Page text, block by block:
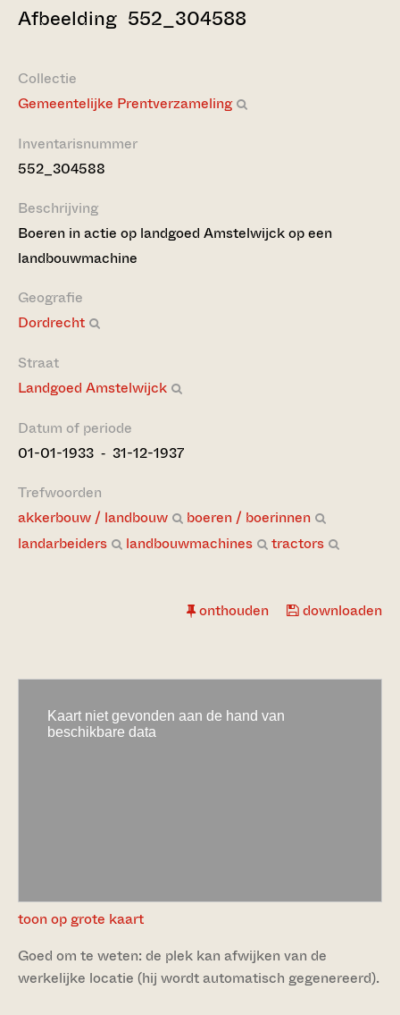
Afbeelding 552_304588
Collectie
Gemeentelijke Prentverzameling
Inventarisnummer
552_304588
Beschrijving
Boeren in actie op landgoed Amstelwijck op een
landbouwmachine
Geografie
Dordrecht
Straat
Landgoed Amstelwijck
Datum of periode
01-01-1933 ‐ 31-12-1937
Trefwoorden
akkerbouw / landbouw
boeren / boerinnen
landarbeiders
landbouwmachines tractors
onthouden downloaden
toon op grote kaart
Goed om te weten: de plek kan afwijken van de
werkelijke locatie (hij wordt automatisch gegenereerd).